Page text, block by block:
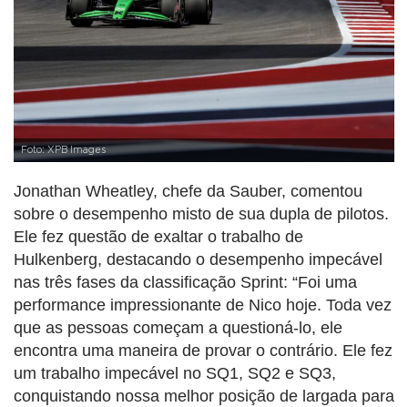
Foto: XPB Images
Jonathan Wheatley, chefe da Sauber, comentou
sobre o desempenho misto de sua dupla de pilotos.
Ele fez questão de exaltar o trabalho de
Hulkenberg, destacando o desempenho impecável
nas três fases da classificação Sprint: “Foi uma
performance impressionante de Nico hoje. Toda vez
que as pessoas começam a questioná-lo, ele
encontra uma maneira de provar o contrário. Ele fez
um trabalho impecável no SQ1, SQ2 e SQ3,
conquistando nossa melhor posição de largada para